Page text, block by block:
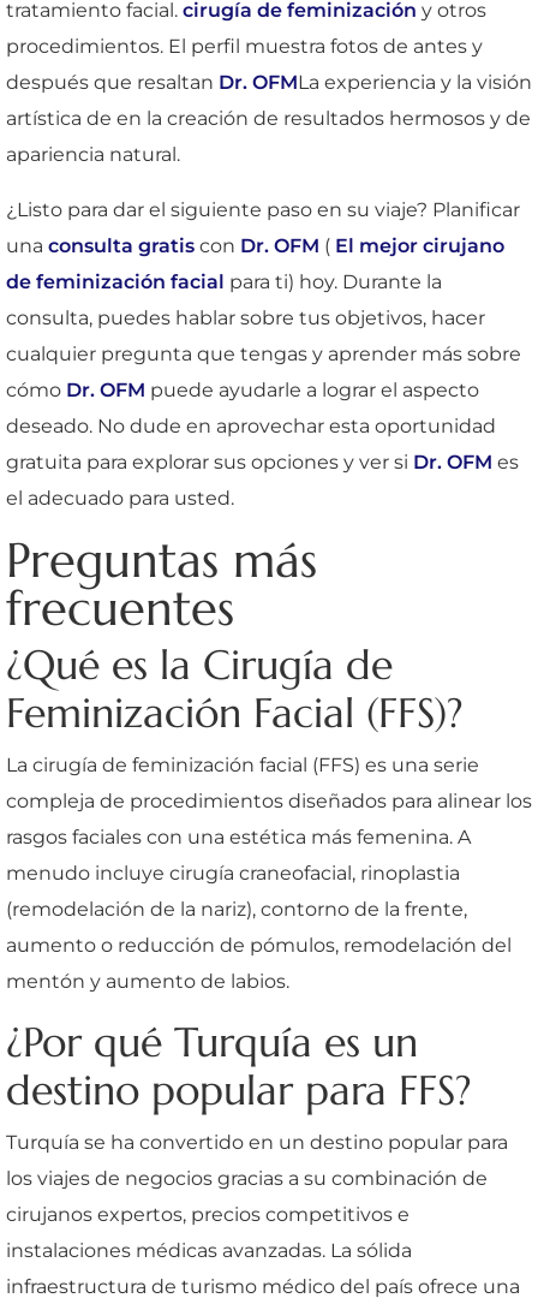
tratamiento facial. cirugía de feminización y otros
procedimientos. El perfil muestra fotos de antes y
después que resaltan Dr. OFMLa experiencia y la visión
artística de en la creación de resultados hermosos y de
apariencia natural.
¿Listo para dar el siguiente paso en su viaje? Planificar
una consulta gratis con Dr. OFM ( El mejor cirujano
de feminización facial para ti) hoy. Durante la
consulta, puedes hablar sobre tus objetivos, hacer
cualquier pregunta que tengas y aprender más sobre
cómo Dr. OFM puede ayudarle a lograr el aspecto
deseado. No dude en aprovechar esta oportunidad
gratuita para explorar sus opciones y ver si Dr. OFM es
el adecuado para usted.
Preguntas más
frecuentes
¿Qué es la Cirugía de
Feminización Facial (FFS)?
La cirugía de feminización facial (FFS) es una serie
compleja de procedimientos diseñados para alinear los
rasgos faciales con una estética más femenina. A
menudo incluye cirugía craneofacial, rinoplastia
(remodelación de la nariz), contorno de la frente,
aumento o reducción de pómulos, remodelación del
mentón y aumento de labios.
¿Por qué Turquía es un
destino popular para FFS?
Turquía se ha convertido en un destino popular para
los viajes de negocios gracias a su combinación de
cirujanos expertos, precios competitivos e
instalaciones médicas avanzadas. La sólida
infraestructura de turismo médico del país ofrece una